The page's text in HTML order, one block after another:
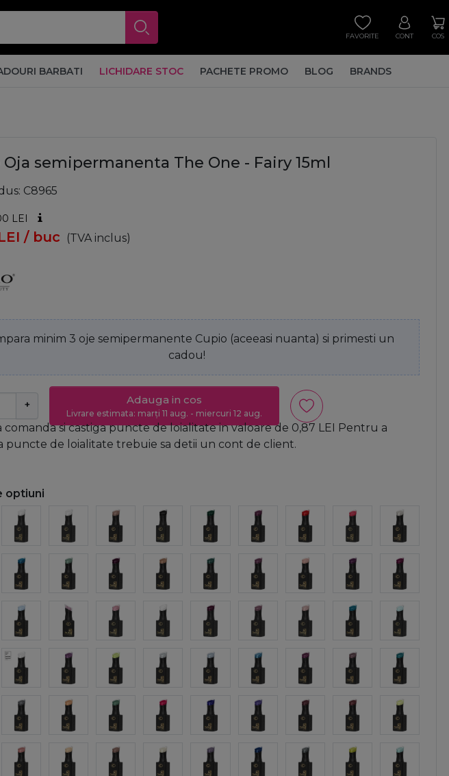
FAVORITE CONT COS
BARBATI LICHIDARE STOC PACHETE PROMO BLOG BRANDS
semipermanenta The One - Fairy 15ml
C8965
LEI
/ buc (TVA inclus)
minim 3 oje semipermanente Cupio (aceeasi nuanta) si primesti un
cadou!
+ Adauga in cos
Livrare estimata: marți 11 aug. - miercuri 12 aug.
comanda si castiga puncte de loialitate in valoare de 0,87 LEI Pentru a
puncte de loialitate trebuie sa detii un cont de client.
optiuni